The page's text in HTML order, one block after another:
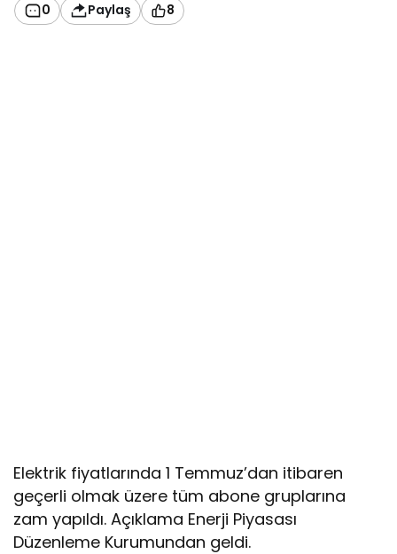
0 Paylaş 8
Elektrik fiyatlarında 1 Temmuz’dan itibaren
geçerli olmak üzere tüm abone gruplarına
zam yapıldı. Açıklama Enerji Piyasası
Düzenleme Kurumundan geldi.